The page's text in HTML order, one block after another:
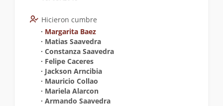
Hicieron cumbre
∙ Margarita Baez
∙ Matias Saavedra
∙ Constanza Saavedra
∙ Felipe Caceres
∙ Jackson Arncibia
∙ Mauricio Collao
∙ Mariela Alarcon
∙ Armando Saavedra